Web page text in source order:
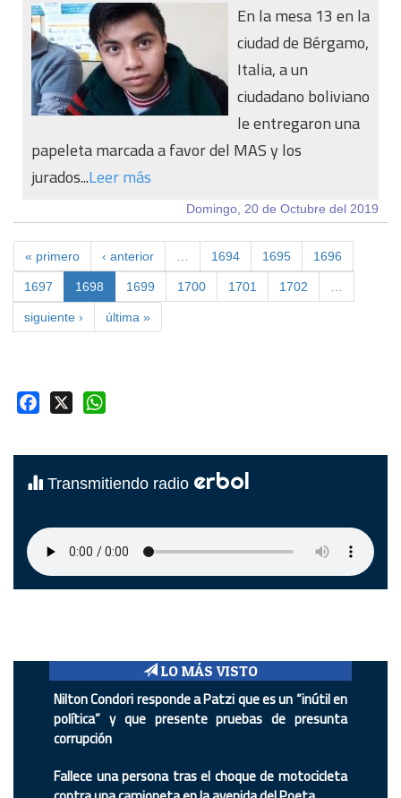
En la mesa 13 en la
ciudad de Bérgamo,
Italia, a un
ciudadano boliviano
le entregaron una
papeleta marcada a favor del MAS y los
jurados...Leer más
Domingo, 20 de Octubre del 2019
« primero ‹ anterior 1694 1695 1696
1697 1698 1699 1700 1701 1702
siguiente › última »
Facebook
Transmitiendo radio erbol
LO MÁS VISTO
Nilton Condori responde a Patzi que es un “inútil en
política” y que presente pruebas de presunta
corrupción
Fallece una persona tras el choque de motocicleta